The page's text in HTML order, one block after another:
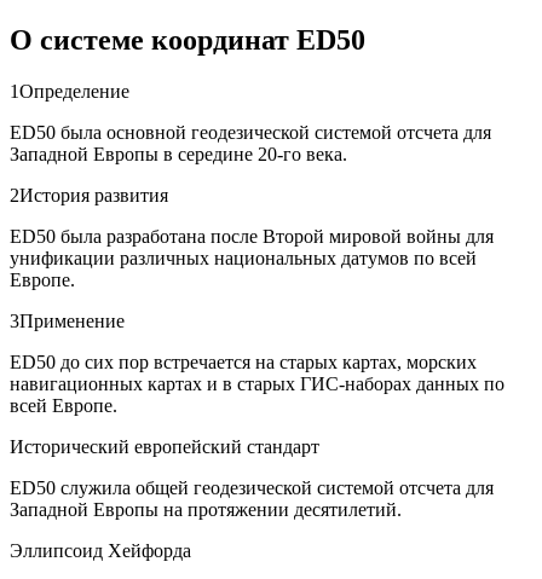
О системе координат ED50
1Определение
ED50 была основной геодезической системой отсчета для
Западной Европы в середине 20-го века.
2История развития
ED50 была разработана после Второй мировой войны для
унификации различных национальных датумов по всей
Европе.
3Применение
ED50 до сих пор встречается на старых картах, морских
навигационных картах и в старых ГИС-наборах данных по
всей Европе.
Исторический европейский стандарт
ED50 служила общей геодезической системой отсчета для
Западной Европы на протяжении десятилетий.
Эллипсоид Хейфорда